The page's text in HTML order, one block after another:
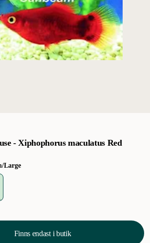
- Xiphophorus maculatus Red
Large
Finns endast i butik